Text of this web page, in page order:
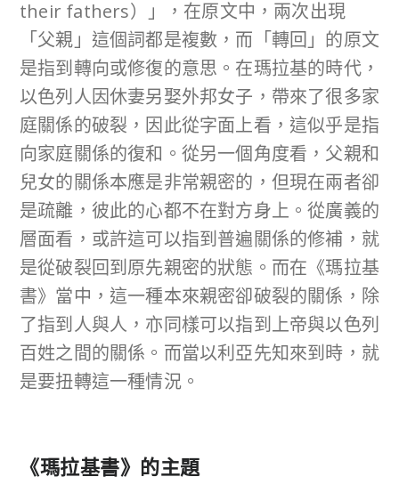
their fathers）」，在原文中，兩次出現
「父親」這個詞都是複數，而「轉回」的原文
是指到轉向或修復的意思。在瑪拉基的時代，
以色列人因休妻另娶外邦女子，帶來了很多家
庭關係的破裂，因此從字面上看，這似乎是指
向家庭關係的復和。從另一個角度看，父親和
兒女的關係本應是非常親密的，但現在兩者卻
是疏離，彼此的心都不在對方身上。從廣義的
層面看，或許這可以指到普遍關係的修補，就
是從破裂回到原先親密的狀態。而在《瑪拉基
書》當中，這一種本來親密卻破裂的關係，除
了指到人與人，亦同樣可以指到上帝與以色列
百姓之間的關係。而當以利亞先知來到時，就
是要扭轉這一種情況。
《瑪拉基書》的主題